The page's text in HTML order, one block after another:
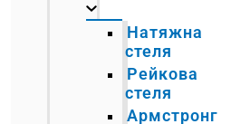
Натяжна
стеля
Рейкова
стеля
Армстронг